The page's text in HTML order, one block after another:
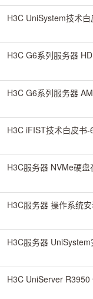
H3C UniSystem技术
H3C G6系列服务器
H3C G6系列服务器
H3C iFIST技术白皮书-
H3C服务器 NVMe硬
H3C服务器 操作系统
H3C服务器
H3C UniServer